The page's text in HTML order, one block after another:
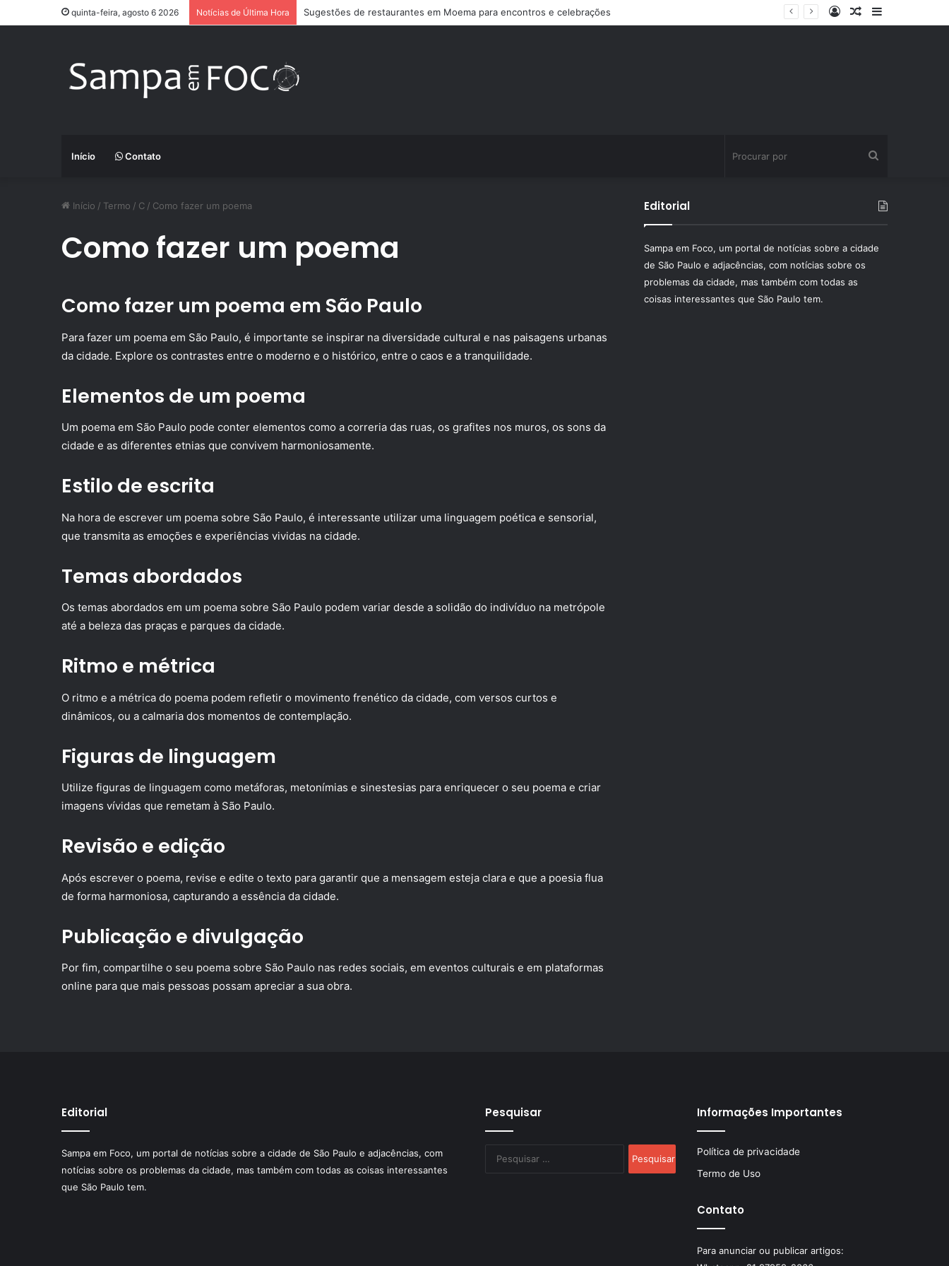
quinta-feira, agosto 6 2026 Notícias de Última Hora Apps de treino personalizado crescem no Brasil e impulsionam modelo de assinatura fitness
Barra
Artigo
Entrar
Início Contato
por
Início / Termo / C / Como fazer um poema
Como fazer um poema
Como fazer um poema em São Paulo
Para fazer um poema em São Paulo, é importante se inspirar na diversidade cultural e nas paisagens urbanas
da cidade. Explore os contrastes entre o moderno e o histórico, entre o caos e a tranquilidade.
Elementos de um poema
Um poema em São Paulo pode conter elementos como a correria das ruas, os grafites nos muros, os sons da
cidade e as diferentes etnias que convivem harmoniosamente.
Estilo de escrita
Na hora de escrever um poema sobre São Paulo, é interessante utilizar uma linguagem poética e sensorial,
que transmita as emoções e experiências vividas na cidade.
Temas abordados
Os temas abordados em um poema sobre São Paulo podem variar desde a solidão do indivíduo na metrópole
até a beleza das praças e parques da cidade.
Ritmo e métrica
O ritmo e a métrica do poema podem refletir o movimento frenético da cidade, com versos curtos e
dinâmicos, ou a calmaria dos momentos de contemplação.
Figuras de linguagem
Utilize figuras de linguagem como metáforas, metonímias e sinestesias para enriquecer o seu poema e criar
imagens vívidas que remetam à São Paulo.
Revisão e edição
Após escrever o poema, revise e edite o texto para garantir que a mensagem esteja clara e que a poesia flua
de forma harmoniosa, capturando a essência da cidade.
Publicação e divulgação
Por fim, compartilhe o seu poema sobre São Paulo nas redes sociais, em eventos culturais e em plataformas
online para que mais pessoas possam apreciar a sua obra.
Editorial
Sampa em Foco, um portal de notícias sobre a cidade
de São Paulo e adjacências, com notícias sobre os
problemas da cidade, mas também com todas as
coisas interessantes que São Paulo tem.
Editorial
Sampa em Foco, um portal de notícias sobre a cidade de São Paulo e adjacências, com
notícias sobre os problemas da cidade, mas também com todas as coisas interessantes
que São Paulo tem.
Pesquisar
por:
Informações Importantes
Política de privacidade
Termo de Uso
Contato
Para anunciar ou publicar artigos: